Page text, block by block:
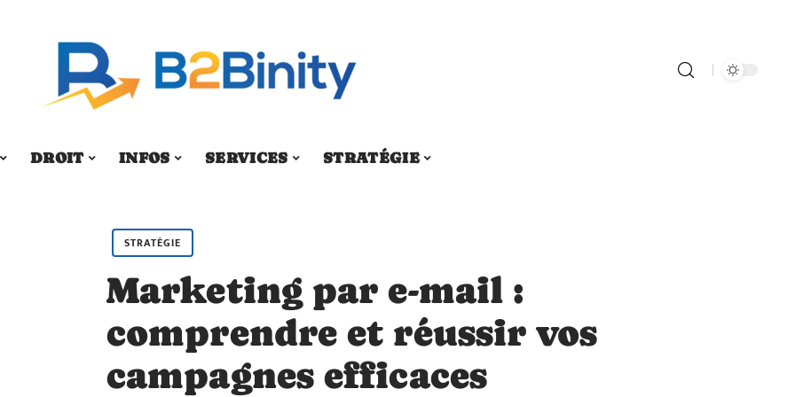
DROIT INFOS SERVICES STRATÉGIE
STRATÉGIE
Marketing par e-mail :
comprendre et réussir vos
campagnes efficaces